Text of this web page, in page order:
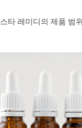
스타 레미디의 제품 범위